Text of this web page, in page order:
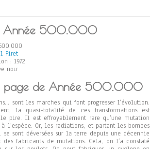
Année 500.000
Piret
: 1972
noir
page de Année 500.000
sont les marches qui font progresser l’évolution.
la quasi-totalité de ces transformations est
pire. Il est effroyablement rare qu’une mutation
l’espèce. Or, les radiations, et partant les bombes
se sont déversées sur la terre depuis une décennie
fabricants de mutations. Cela, on l’a constaté